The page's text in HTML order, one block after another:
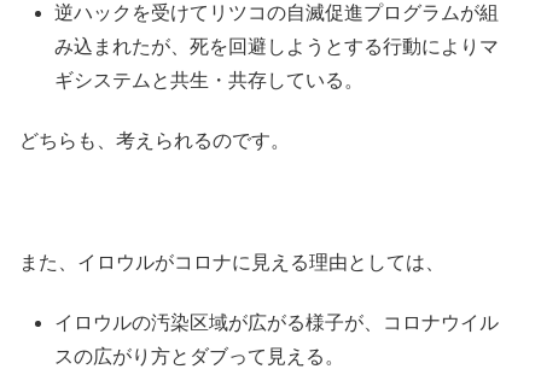
逆ハックを受けてリツコの自滅促進プログラムが組
み込まれたが、死を回避しようとする行動によりマ
ギシステムと共生・共存している。
どちらも、考えられるのです。
また、イロウルがコロナに見える理由としては、
イロウルの汚染区域が広がる様子が、コロナウイル
スの広がり方とダブって見える。